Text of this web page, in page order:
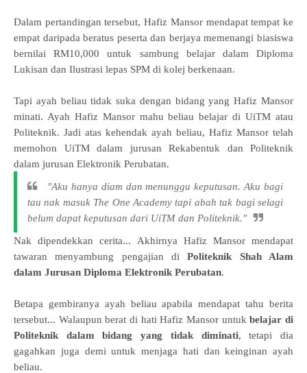
Dalam pertandingan tersebut, Hafiz Mansor mendapat tempat ke
empat daripada beratus peserta dan berjaya memenangi biasiswa
bernilai RM10,000 untuk sambung belajar dalam Diploma
Lukisan dan Ilustrasi lepas SPM di kolej berkenaan.
Tapi ayah beliau tidak suka dengan bidang yang Hafiz Mansor
minati. Ayah Hafiz Mansor mahu beliau belajar di UiTM atau
Politeknik. Jadi atas kehendak ayah beliau, Hafiz Mansor telah
memohon UiTM dalam jurusan Rekabentuk dan Politeknik
dalam jurusan Elektronik Perubatan.
"Aku hanya diam dan menunggu keputusan. Aku bagi
tau nak masuk The One Academy tapi abah tak bagi selagi
belum dapat keputusan dari UiTM dan Politeknik."
Nak dipendekkan cerita... Akhirnya Hafiz Mansor mendapat
tawaran menyambung pengajian diPoliteknik Shah Alam
dalam Jurusan Diploma Elektronik Perubatan.
Betapa gembiranya ayah beliau apabila mendapat tahu berita
tersebut... Walaupun berat di hati Hafiz Mansor untukbelajar di
Politeknik dalam bidang yang tidak diminati, tetapi dia
gagahkan juga demi untuk menjaga hati dan keinginan ayah
beliau.